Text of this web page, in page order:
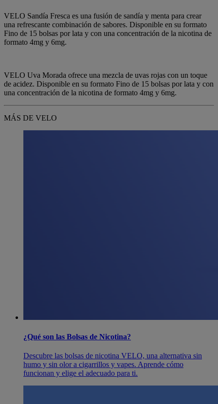
VELO Sandía Fresca es una fusión de sandía y menta para crear
una refrescante combinación de sabores. Disponible en su formato
Fino de 15 bolsas por lata y con una concentración de la nicotina de
formato 4mg y 6mg.
VELO Uva Morada ofrece una mezcla de uvas rojas con un toque
de acidez. Disponible en su formato Fino de 15 bolsas por lata y con
una concentración de la nicotina de formato 4mg y 6mg.
MÁS DE VELO
¿Qué son las Bolsas de Nicotina?
Descubre las bolsas de nicotina VELO, una alternativa sin
humo y sin olor a cigarrillos y vapes. Aprende cómo
funcionan y elige el adecuado para ti.